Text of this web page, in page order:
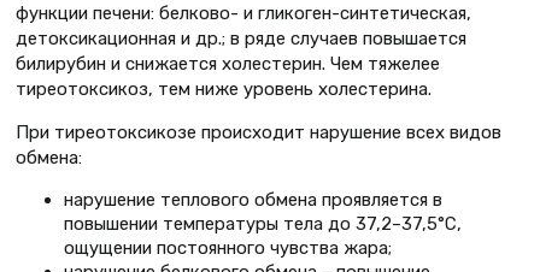
функции печени: белково- и гликоген-синтетическая,
детоксикационная и др.; в ряде случаев повышается
билирубин и снижается холестерин. Чем тяжелее
тиреотоксикоз, тем ниже уровень холестерина.
При тиреотоксикозе происходит нарушение всех видов
обмена:
нарушение теплового обмена проявляется в
повышении температуры тела до 37,2–37,5°С,
ощущении постоянного чувства жара;